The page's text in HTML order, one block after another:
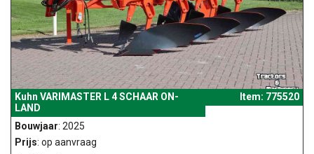
Kuhn VARIMASTER L 4 SCHAAR ON-
LAND
Item: 775520
Bouwjaar: 2025
Prijs: op aanvraag